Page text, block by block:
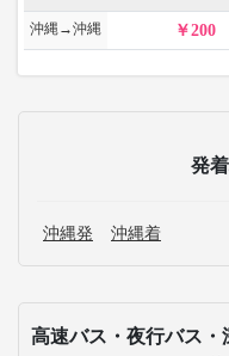
沖縄→沖縄 200
発
沖縄発 沖縄着
高速バス・夜行バス・